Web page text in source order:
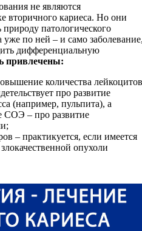
не являются
вторичного кариеса. Но они
патологического
уже по ней – и само
дифференциальную
привлечены:
количества лейкоцитов
про развитие
(например, пульпита), а
– про развитие
– практикуется, если имеется
опухоли